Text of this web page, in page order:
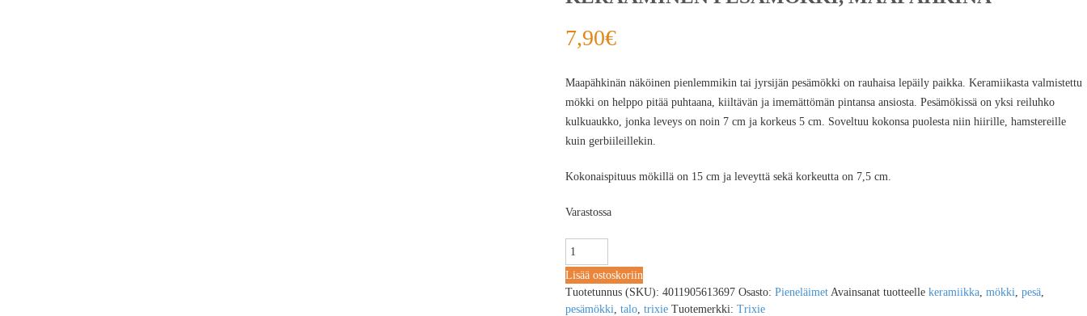
7,90€
Maapähkinän näköinen pienlemmikin tai jyrsijän pesämökki on rauhaisa lepäily paikka. Keramiikasta valmistettu
mökki on helppo pitää puhtaana, kiiltävän ja imemättömän pintansa ansiosta. Pesämökissä on yksi reiluhko
kulkuaukko, jonka leveys on noin 7 cm ja korkeus 5 cm. Soveltuu kokonsa puolesta niin hiirille, hamstereille
kuin gerbiileillekin.
Kokonaispituus mökillä on 15 cm ja leveyttä sekä korkeutta on 7,5 cm.
Varastossa
Lisää ostoskoriin
Tuotetunnus (SKU): 4011905613697 Osasto: Pieneläimet Avainsanat tuotteelle keramiikka, mökki pesä,
pesämökki talo, trixie Tuotemerkki: Trixie